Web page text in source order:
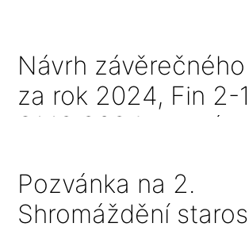
Návrh
za rok 2024, Fin 2-
31.12.2024 a zpráva
přezkoumání
Pozvánka na 2.
Shromáždění